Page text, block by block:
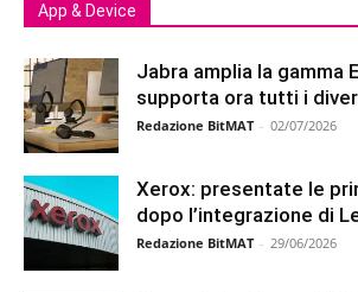
App & Device
Jabra amplia la gamma
supporta ora tutti i
Redazione BitMAT - 02/07/2026
Xerox: presentate le
dopo l’integrazione di
Redazione BitMAT - 29/06/2026